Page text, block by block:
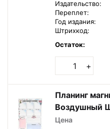
Издательство:
Переплет:
Год издания:
Штрихкод:
Остаток:
+
Планинг
Воздушный
Цена